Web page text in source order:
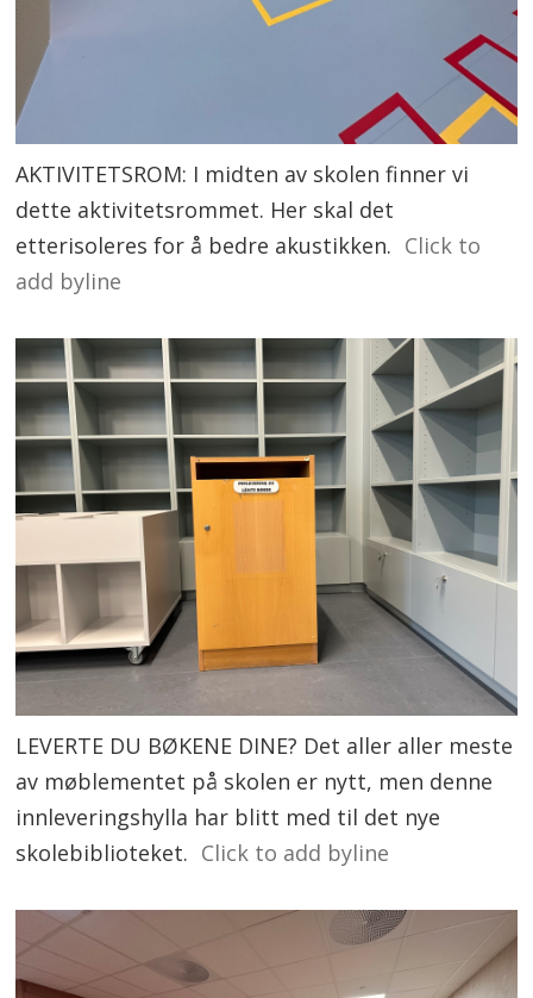
AKTIVITETSROM: I midten av skolen finner vi
dette aktivitetsrommet. Her skal det
etterisoleres for å bedre akustikken. Click to
add byline
LEVERTE DU BØKENE DINE? Det aller aller meste
av møblementet på skolen er nytt, men denne
innleveringshylla har blitt med til det nye
skolebiblioteket. Click to add byline